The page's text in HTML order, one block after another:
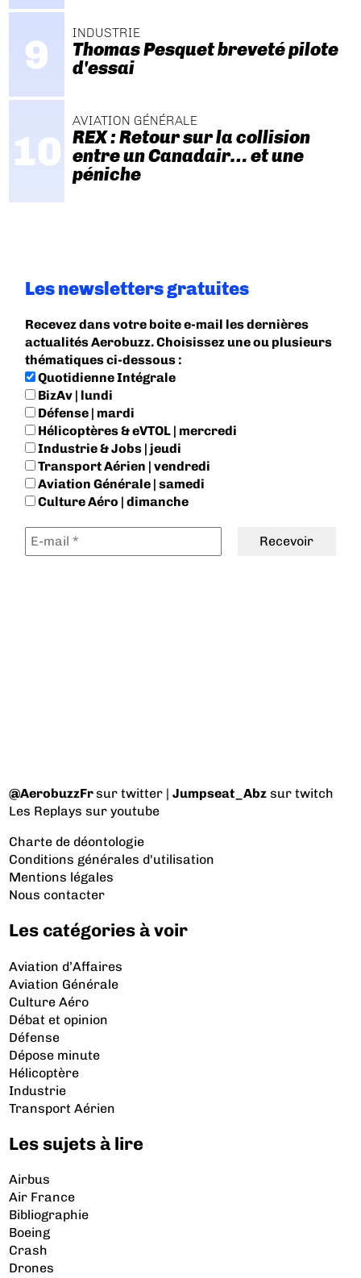
INDUSTRIE
Thomas Pesquet breveté pilote
d'essai
AVIATION GÉNÉRALE
REX : Retour sur la collision
entre un Canadair… et une
péniche
Les newsletters gratuites
Recevez dans votre boite e-mail les dernières
actualités Aerobuzz. Choisissez une ou plusieurs
thématiques ci-dessous :
Quotidienne Intégrale
BizAv | lundi
Défense | mardi
Hélicoptères & eVTOL | mercredi
Industrie & Jobs | jeudi
Transport Aérien | vendredi
Aviation Générale | samedi
Culture Aéro | dimanche
@AerobuzzFrsur twitter |Jumpseat_Abz sur twitch
Les Replays sur youtube
Charte de déontologie
Conditions générales d'utilisation
Mentions légales
Nous contacter
Les catégories à voir
Aviation d’Affaires
Aviation Générale
Culture Aéro
Débat et opinion
Défense
Dépose minute
Hélicoptère
Industrie
Transport Aérien
Les sujets à lire
Airbus
Air France
Bibliographie
Boeing
Crash
Drones